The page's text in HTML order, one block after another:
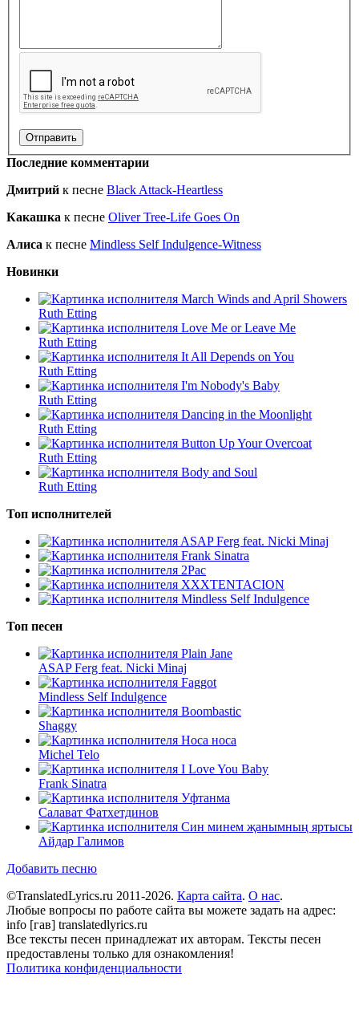
Последние комментарии
Дмитрий к песне Black Attack-Heartless
Какашка к песне Oliver Tree-Life Goes On
Алиса к песне Mindless Self Indulgence-Witness
Новинки
March Winds and April Showers
Ruth Etting
Love Me or Leave Me
Ruth Etting
It All Depends on You
Ruth Etting
I'm Nobody's Baby
Ruth Etting
Dancing in the Moonlight
Ruth Etting
Button Up Your Overcoat
Ruth Etting
Body and Soul
Ruth Etting
Топ исполнителей
ASAP Ferg feat. Nicki Minaj
Frank Sinatra
2Pac
XXXTENTACION
Mindless Self Indulgence
Топ песен
Plain Jane
ASAP Ferg feat. Nicki Minaj
Faggot
Mindless Self Indulgence
Boombastic
Shaggy
Носа носа
Michel Telo
I Love You Baby
Frank Sinatra
Уфтанма
Салават Фатхетдинов
Син минем җанымның яртысы
Айдар Галимов
Добавить песню
©TranslatedLyrics.ru 2011-2026. Карта сайта. О нас.
Любые вопросы по работе сайта вы можете задать на адрес:
info [гав] translatedlyrics.ru
Все тексты песен принадлежат их авторам. Тексты песен
предоставлены только для ознакомления!
Политика конфиденциальности